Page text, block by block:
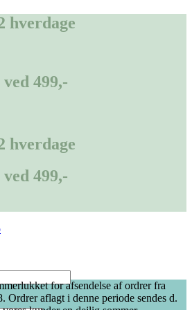
hverdage
499,-
hverdage
499,-
for afsendelse af ordrer fra
Ordrer aflagt i denne periode sendes d.